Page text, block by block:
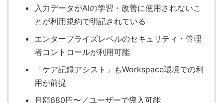
入力データがAIの学習・改善に使用されないこ
とが利用規約で明記されている
エンタープライズレベルのセキュリティ・管理
者コントロールが利用可能
「ケア記録アシスト」もWorkspace環境での利
用が前提
月額680円〜／ユーザーで導入可能